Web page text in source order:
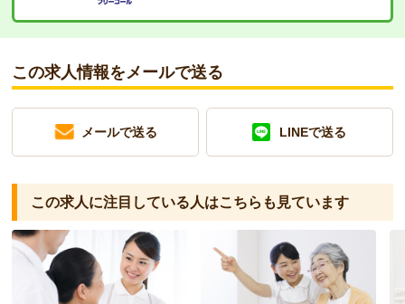
この求人情報をメールで送る
メールで送る LINEで送る
この求人に注目している人はこちらも見ています